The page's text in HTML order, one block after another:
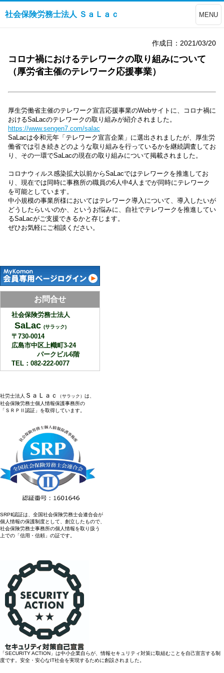
社会保険労務士法人 ＳａＬａｃ MENU
作成日：2021/03/20
コロナ禍におけるテレワークの取り組みについて
（厚労省主催のテレワーク応援事業）
厚生労働省主催のテレワーク宣言応援事業のWebサイトに、コロナ禍に
おけるSaLacのテレワークの取り組みが紹介されました。
https://www.sengen7.com/salac
SaLacは令和元年 「 テレワーク宣言企業 」 に選出されましたが、 厚生労
働省では引き続きどのような取り組みを行っているかを継続調査してお
り、その一環でSaLacの現在の取り組みについて掲載されました。
コロナウィルス感染拡大以前からSaLacではテレワークを推進してお
り、現在では同時に事務所の職員の6人中4人までが同時にテレワーク
を可能としています。
中小規模の事業所様においてはテレワーク導入について、導入したいが
どうしたらいいのか、というお悩みに、自社でテレワークを推進してい
るSaLacがご支援できるかと存じます。
ぜひお気軽にご相談ください。
お問合せ
社会保険労務士法人
SaLac (サラック)
〒730-0014
広島市中区上幟町3-24
パークビル6階
TEL：082-222-0077
社労士法人 ＳａＬａｃ （サラック） は、
社会保険労務士個人情報保護事務所の
「ＳＲＰⅡ認証」を取得しています。
SRPⅡ認証は、全国社会保険労務士会連合会が
個人情報の保護制度として、創立したもので、
社会保険労務士事務所の個人情報を取り扱う
上での「信用・信頼」の証です。
「SECURITY ACTION」は中小企業自らが、情報セキュリティ対策に取組むことを自己宣言する制
度です。安全・安心なIT社会を実現するために創設されました。